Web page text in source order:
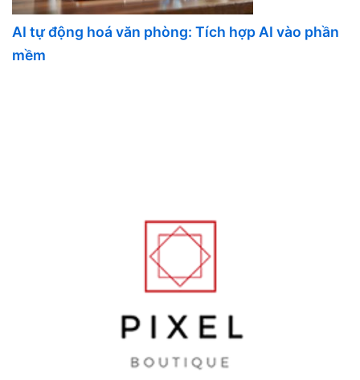
AI tự động hoá văn phòng: Tích hợp AI vào phần
mềm